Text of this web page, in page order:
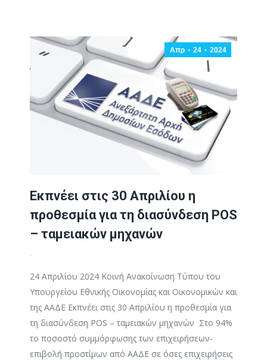
Απρ 24 2024
Εκπνέει στις 30 Απριλίου η
προθεσμία για τη διασύνδεση POS
– ταμειακών μηχανών
.
24 Απριλίου 2024 Κοινή Ανακοίνωση Τύπου του
Υπουργείου Εθνικής Οικονομίας και Οικονομικών και
της ΑΑΔΕ Εκπνέει στις 30 Απριλίου η προθεσμία για
τη διασύνδεση POS – ταμειακών μηχανών Στο 94%
το ποσοστό συμμόρφωσης των επιχειρήσεων-
επιβολή προστίμων από ΑΑΔΕ σε όσες επιχειρήσεις